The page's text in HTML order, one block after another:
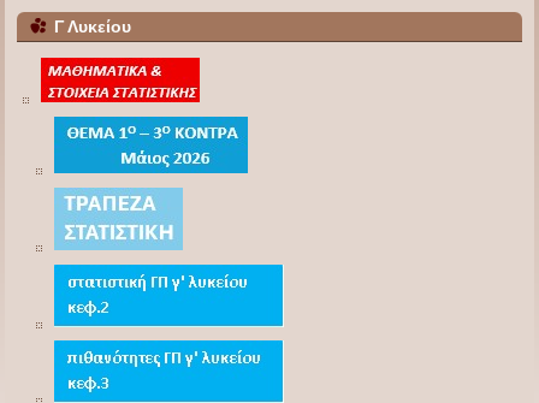
Γ Λυκείου